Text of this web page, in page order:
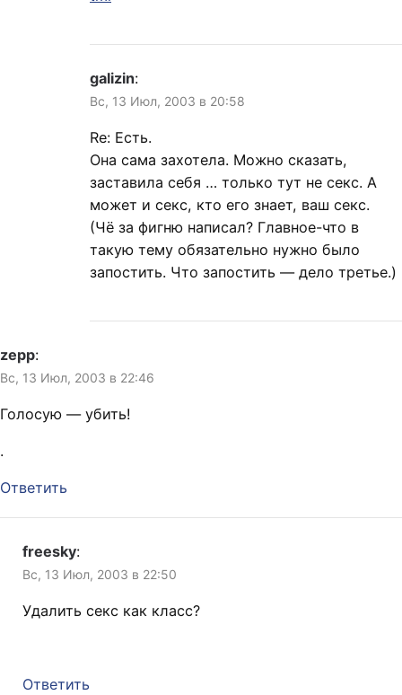
galizin:
Вс, 13 Июл, 2003 в 20:58
Re: Есть.
Она сама захотела. Можно сказать,
заставила себя … только тут не секс. А
может и секс, кто его знает, ваш секс.
(Чё за фигню написал? Главное-что в
такую тему обязательно нужно было
запостить. Что запостить — дело третье.)
zepp:
Вс, 13 Июл, 2003 в 22:46
Голосую — убить!
.
Ответить
freesky:
Вс, 13 Июл, 2003 в 22:50
Удалить секс как класс?
Ответить